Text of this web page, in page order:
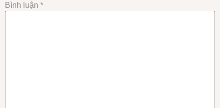
Bình luận *